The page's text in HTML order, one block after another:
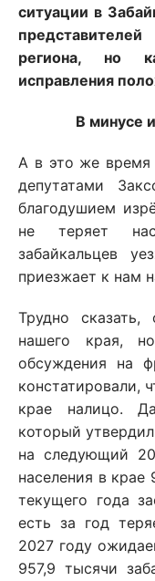
ситуации в
региона, но
исправления
В минусе
А в это же время
депутатами
благодушием
не теряет
забайкальцев
приезжает к нам
Трудно
нашего края,
обсуждения на
констатировали,
крае налицо.
который
на следующий
населения в крае
текущего года
есть за год
2027 году
957,9 тысячи